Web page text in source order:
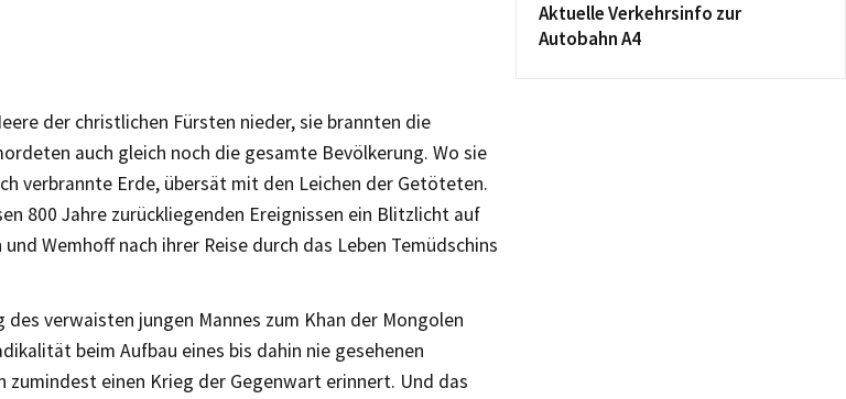
der christlichen Fürsten nieder, sie brannten die
auch gleich noch die gesamte Bevölkerung. Wo sie
verbrannte Erde, übersät mit den Leichen der Getöteten.
800 Jahre zurückliegenden Ereignissen ein Blitzlicht auf
Wemhoff nach ihrer Reise durch das Leben Temüdschins
des verwaisten jungen Mannes zum Khan der Mongolen
beim Aufbau eines bis dahin nie gesehenen
zumindest einen Krieg der Gegenwart erinnert. Und das
Aktuelle Verkehrsinfo zur
Autobahn A4